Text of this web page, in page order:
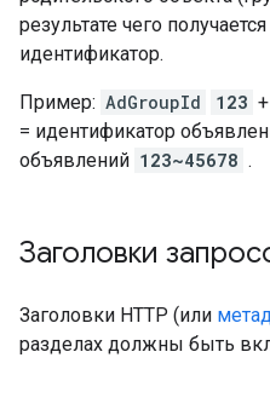
результате чего
идентификатор.
Пример: AdGroupId 123 +
= идентификатор
объявлений 123~45678 .
Заголовки
Заголовки HTTP (или
разделах должны быть